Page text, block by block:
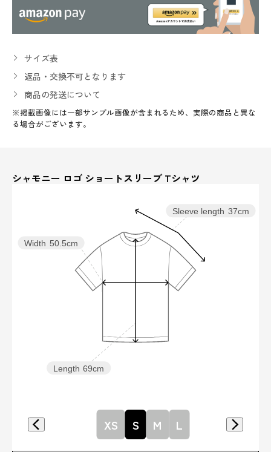
サイズ表
返品・交換不可となります
商品の発送について
※掲載画像には一部サンプル画像が含まれるため、実際の商品と異な
る場合がございます。
シャモニー ロゴ ショートスリーブ Tシャツ
Sleeve length 37cm
Length 69cm
Width 50.5cm
XS S M L